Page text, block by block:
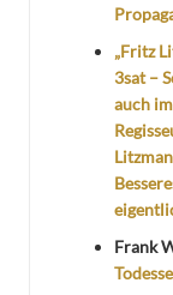
„Fritz
3sat –
auch
Frank